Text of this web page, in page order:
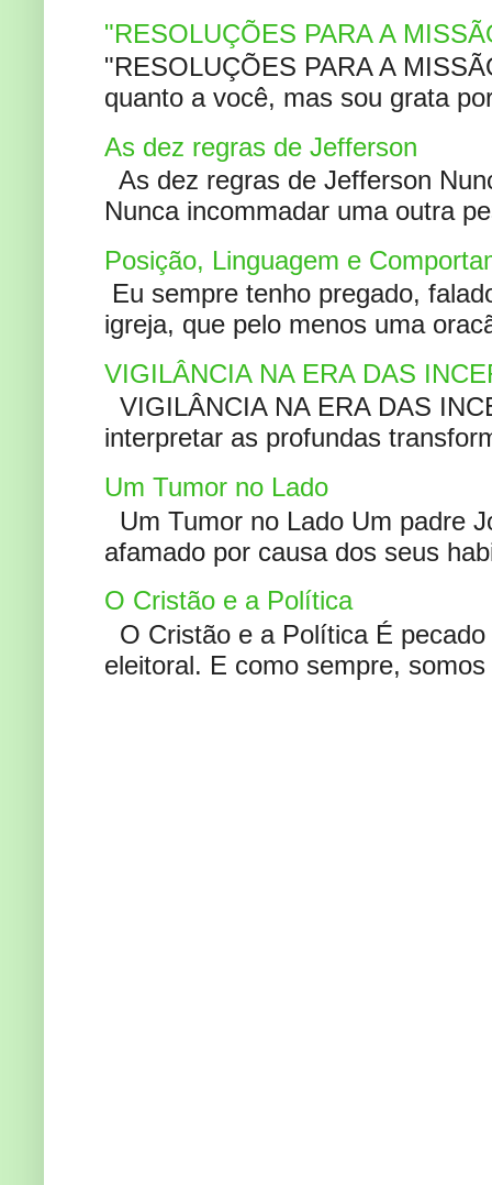
"RESOLUÇÕES PARA A
"RESOLUÇÕES PARA A
quanto a você, mas sou grata
As dez regras de Jefferson
As dez regras de Jefferson
Nunca incommadar uma outra
Posição, Linguagem e
Eu sempre tenho pregado,
igreja, que pelo menos uma
VIGILÂNCIA NA ERA DAS
VIGILÂNCIA NA ERA DAS
interpretar as profundas
Um Tumor no Lado
Um Tumor no Lado Um padre
afamado por causa dos seus
O Cristão e a Política
O Cristão e a Política É
eleitoral. E como sempre,